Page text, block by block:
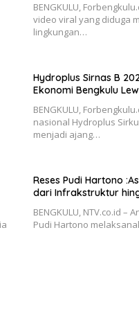
BENGKULU,
video viral yang diduga
lingkungan…
Hydroplus Sirnas B
Ekonomi Bengkulu
BENGKULU,
nasional Hydroplus
menjadi ajang…
Reses Pudi Hartono
dari Infrakstruktur
BENGKULU, NTV.co.id –
Pudi Hartono